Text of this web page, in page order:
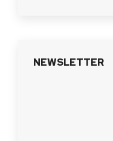
NEWSLETTER